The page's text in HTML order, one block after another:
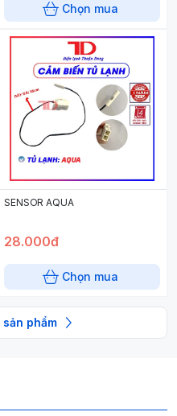
Chọn mua
SENSOR AQUA
28.000đ
Chọn mua
sản phẩm